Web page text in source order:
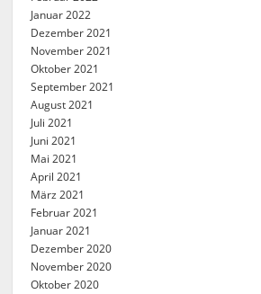
Januar 2022
Dezember 2021
November 2021
Oktober 2021
September 2021
August 2021
Juli 2021
Juni 2021
Mai 2021
April 2021
März 2021
Februar 2021
Januar 2021
Dezember 2020
November 2020
Oktober 2020